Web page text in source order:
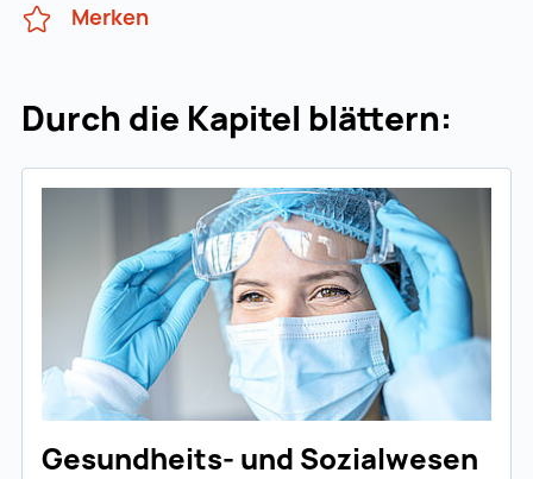
Merken
Durch die Kapitel blättern:
Gesundheits- und Sozialwesen